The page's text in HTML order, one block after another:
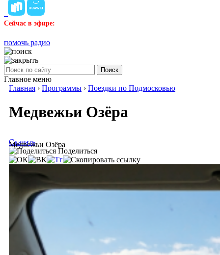
Сейчас в эфире:
помочь радио
Поиск
Главное меню
Главная › Программы › Поездки по Подмосковью
Медвежьи Озёра
Медвежьи Озёра
Скачать
Поделиться